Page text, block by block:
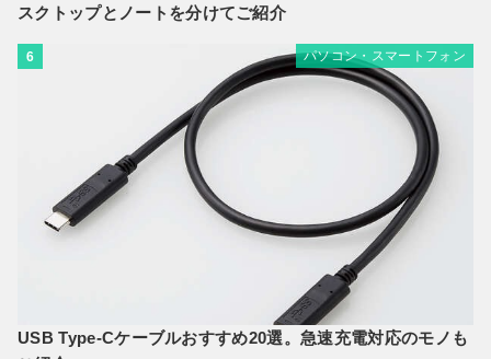
スクトップとノートを分けてご紹介
6 パソコン・スマートフォン
USB Type-Cケーブルおすすめ20選。急速充電対応のモノも